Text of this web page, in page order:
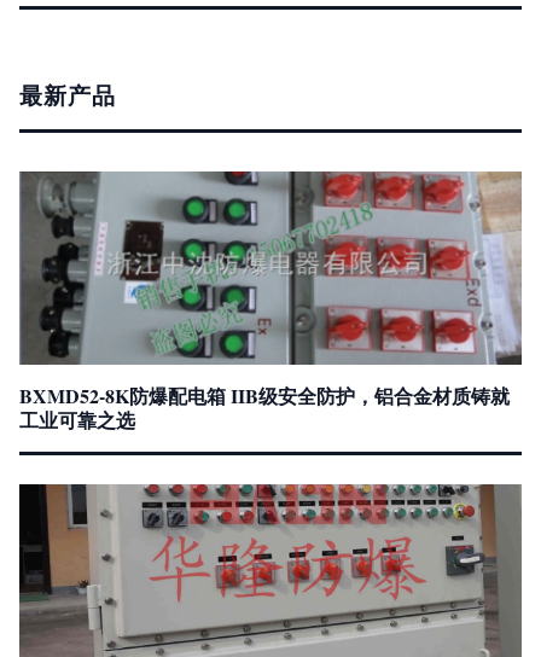
最新产品
BXMD52-8K防爆配电箱 IIB级安全防护，铝合金材质铸就
工业可靠之选